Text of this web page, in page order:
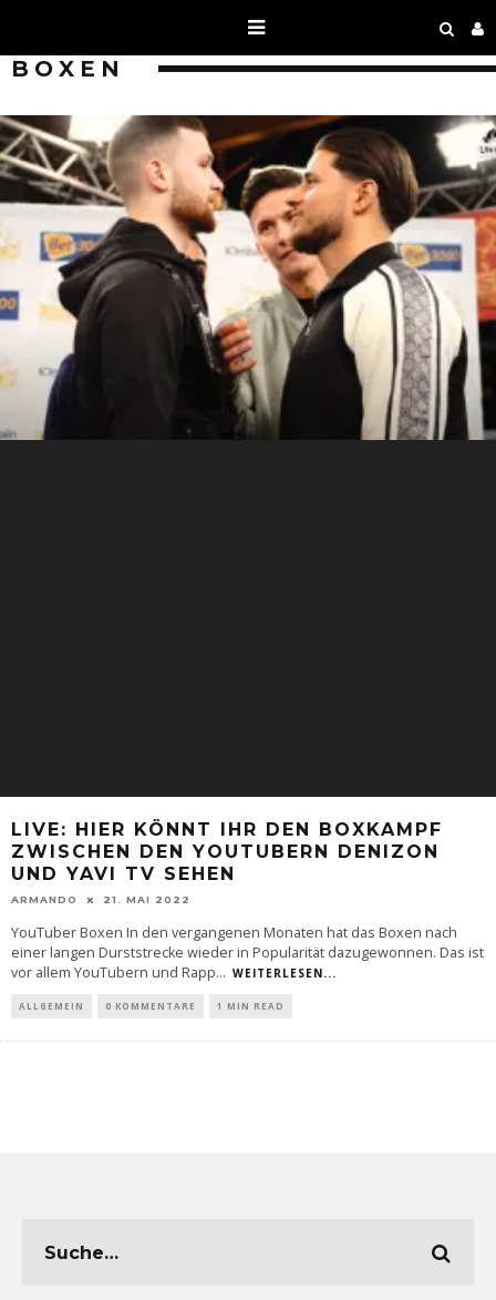
BOXEN
LIVE: HIER KÖNNT IHR DEN BOXKAMPF
ZWISCHEN DEN YOUTUBERN DENIZON
UND YAVI TV SEHEN
ARMANDO 21. MAI 2022
YouTuber Boxen In den vergangenen Monaten hat das Boxen nach
einer langen Durststrecke wieder in Popularität dazugewonnen. Das ist
vor allem YouTubern und Rapp... WEITERLESEN...
ALLGEMEIN 0 KOMMENTARE 1 MIN READ